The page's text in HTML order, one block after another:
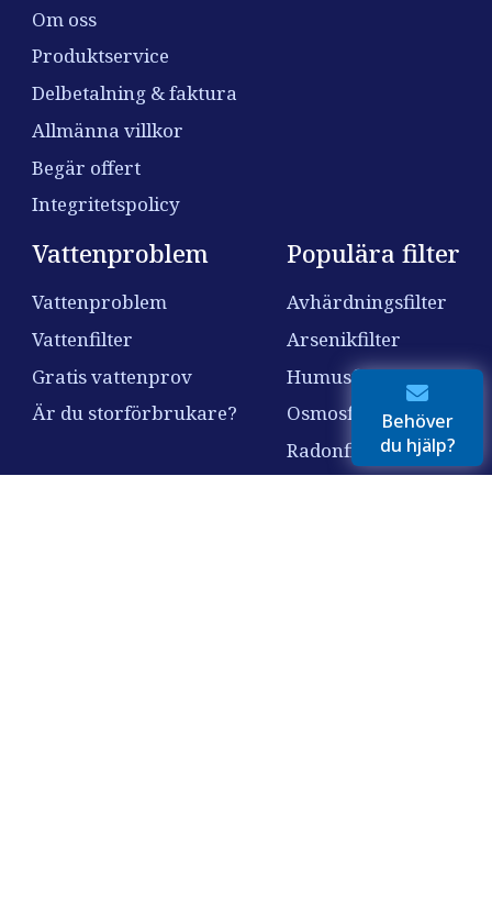
Om oss
Produktservice
Delbetalning & faktura
Allmänna villkor
Begär offert
Integritetspolicy
Vattenproblem
Vattenproblem
Vattenfilter
Gratis vattenprov
Är du storförbrukare?
Populära filter
Avhärdningsfilter
Arsenikfilter
Humusfilter
Osmosfilter
Radonfilter
Behöver
du hjälp?